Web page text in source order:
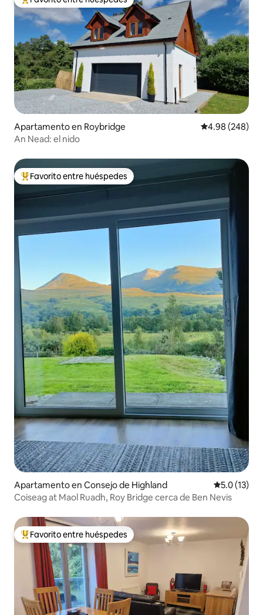
Favorito entre huéspedes preferido
Apartamento en Roybridge Calificación
4.98 (248)
An Nead: el nido
Favorito entre huéspedes preferido
Favorito entre huéspedes
Apartamento en Consejo de Highland Calificación
5.0 (13)
Coiseag at Maol Ruadh, Roy Bridge cerca de Ben Nevis
Favorito entre huéspedes preferido
Favorito entre huéspedes